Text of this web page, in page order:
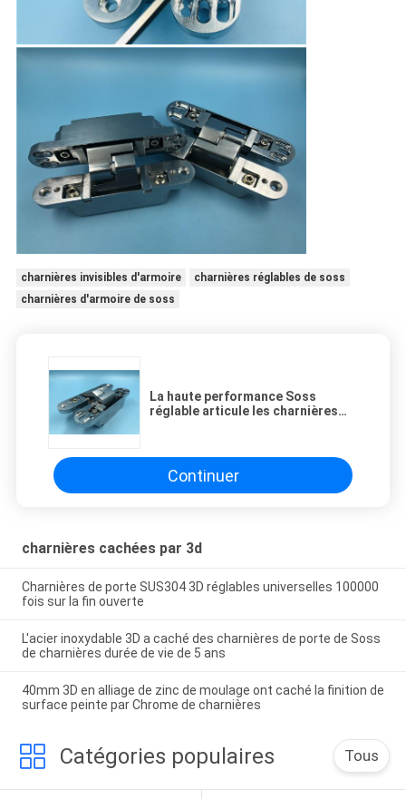
charnières invisibles d'armoire
charnières réglables de soss
charnières d'armoire de soss
La haute performance Soss
réglable articule les charnières
Continuer
charnières cachées par 3d
Charnières de porte SUS304 3D réglables universelles 100000
fois sur la fin ouverte
L'acier inoxydable 3D a caché des charnières de porte de Soss
de charnières durée de vie de 5 ans
40mm 3D en alliage de zinc de moulage ont caché la finition de
surface peinte par Chrome de charnières
Catégories populaires Tous